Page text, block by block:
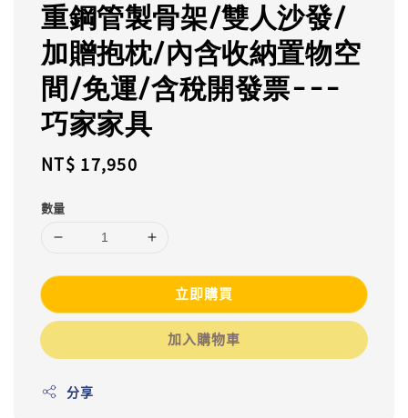
重鋼管製骨架/雙人沙發/
加贈抱枕/內含收納置物空
間/免運/含稅開發票---
巧家家具
Regular
NT$ 17,950
數量
立即購買
加入購物車
分享